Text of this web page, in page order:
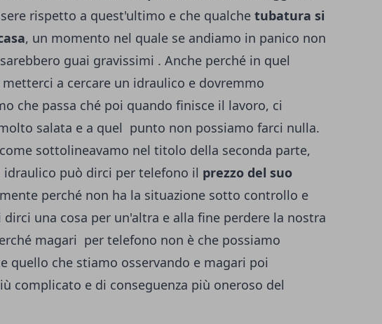
rispetto a quest'ultimo e che qualche tubatura si
, un momento nel quale se andiamo in panico non
guai gravissimi . Anche perché in quel
a cercare un idraulico e dovremmo
che passa ché poi quando finisce il lavoro, ci
salata e a quel punto non possiamo farci nulla.
sottolineavamo nel titolo della seconda parte,
può dirci per telefono il prezzo del suo
perché non ha la situazione sotto controllo e
una cosa per un'altra e alla fine perdere la nostra
magari per telefono non è che possiamo
quello che stiamo osservando e magari poi
complicato e di conseguenza più oneroso del